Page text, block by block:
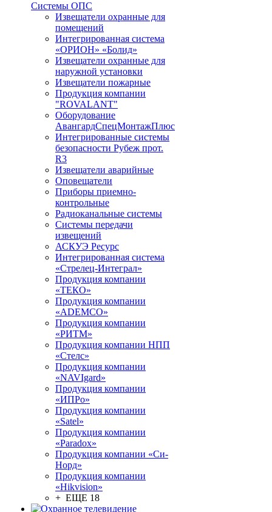
Системы ОПС
Извещатели охранные для
помещений
Интегрированная система
«ОРИОН» «Болид»
Извещатели охранные для
наружной установки
Извещатели пожарные
Продукция компании
"ROVALANT"
Оборудование
АвангардСпецМонтажПлюс
Интегрированные системы
безопасности Рубеж прот.
R3
Извещатели аварийные
Оповещатели
Приборы приемно-
контрольные
Радиоканальные системы
Системы передачи
извещений
АСКУЭ Ресурс
Интегрированная система
«Стрелец-Интеграл»
Продукция компании
«ТЕКО»
Продукция компании
«ADEMCO»
Продукция компании
«РИТМ»
Продукция компании НПП
«Стелс»
Продукция компании
«NAVIgard»
Продукция компании
«ИПРо»
Продукция компании
«Satel»
Продукция компании
«Paradox»
Продукция компании «Си-
Норд»
Продукция компании
«Hikvision»
+ ЕЩЕ 18